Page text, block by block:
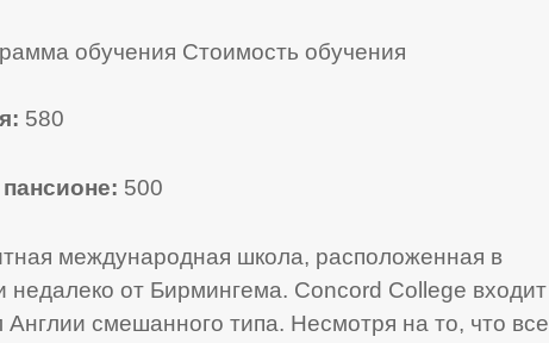
обучения Стоимость обучения
580
500
международная школа, расположенная в
недалеко от Бирмингема. Concord College входит
Англии смешанного типа. Несмотря на то, что все